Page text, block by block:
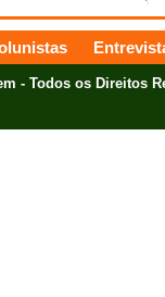
- Todos os Direitos